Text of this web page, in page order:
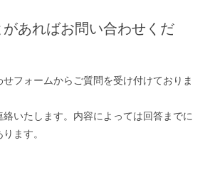
あればお問い合わせくだ
フォームからご質問を受け付けておりま
いたします。内容によっては回答までに
ます。